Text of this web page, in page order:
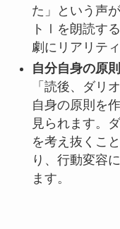
た」という声
トⅠを朗読す
劇にリアリテ
自分自身の原
「読後、ダリ
自身の原則を
見られます。
を考え抜くこ
り、行動変容
ます。